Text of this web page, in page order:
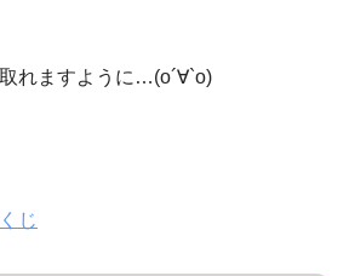
れますように…(о´∀`о)
じ